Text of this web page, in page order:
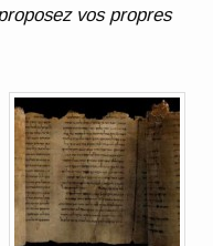
vos propres